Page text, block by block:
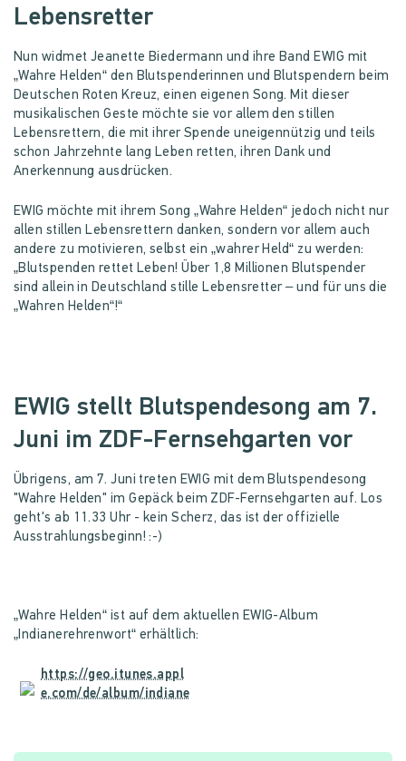
Lebensretter
Nun widmet Jeanette Biedermann und ihre Band EWIG mit
„Wahre Helden“ den Blutspenderinnen und Blutspendern beim
Deutschen Roten Kreuz, einen eigenen Song. Mit dieser
musikalischen Geste möchte sie vor allem den stillen
Lebensrettern, die mit ihrer Spende uneigennützig und teils
schon Jahrzehnte lang Leben retten, ihren Dank und
Anerkennung ausdrücken.
EWIG möchte mit ihrem Song „Wahre Helden“ jedoch nicht nur
allen stillen Lebensrettern danken, sondern vor allem auch
andere zu motivieren, selbst ein „wahrer Held“ zu werden:
„Blutspenden rettet Leben! Über 1,8 Millionen Blutspender
sind allein in Deutschland stille Lebensretter – und für uns die
„Wahren Helden“!“
EWIG stellt Blutspendesong am 7.
Juni im ZDF-Fernsehgarten vor
Übrigens, am 7. Juni treten EWIG mit dem Blutspendesong
"Wahre Helden" im Gepäck beim ZDF-Fernsehgarten auf. Los
geht's ab 11.33 Uhr - kein Scherz, das ist der offizielle
Ausstrahlungsbeginn! :-)
„Wahre Helden“ ist auf dem aktuellen EWIG-Album
„Indianerehrenwort“ erhältlich: